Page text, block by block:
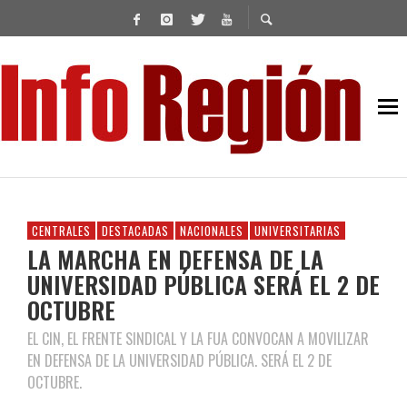
CENTRALES DESTACADAS NACIONALES UNIVERSITARIAS
LA MARCHA EN DEFENSA DE LA
UNIVERSIDAD PÚBLICA SERÁ EL 2 DE
OCTUBRE
EL CIN, EL FRENTE SINDICAL Y LA FUA CONVOCAN A MOVILIZAR
EN DEFENSA DE LA UNIVERSIDAD PÚBLICA. SERÁ EL 2 DE
OCTUBRE.